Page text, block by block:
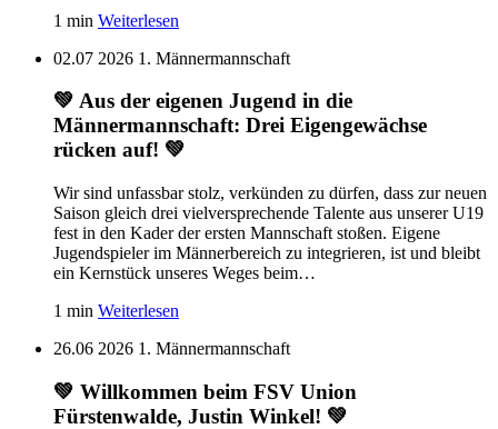
1 min Weiterlesen
02.07 2026 1. Männermannschaft
💚 Aus der eigenen Jugend in die
Männermannschaft: Drei Eigengewächse
rücken auf! 💚
Wir sind unfassbar stolz, verkünden zu dürfen, dass zur neuen
Saison gleich drei vielversprechende Talente aus unserer U19
fest in den Kader der ersten Mannschaft stoßen. Eigene
Jugendspieler im Männerbereich zu integrieren, ist und bleibt
ein Kernstück unseres Weges beim…
1 min Weiterlesen
26.06 2026 1. Männermannschaft
💚 Willkommen beim FSV Union
Fürstenwalde, Justin Winkel! 💚